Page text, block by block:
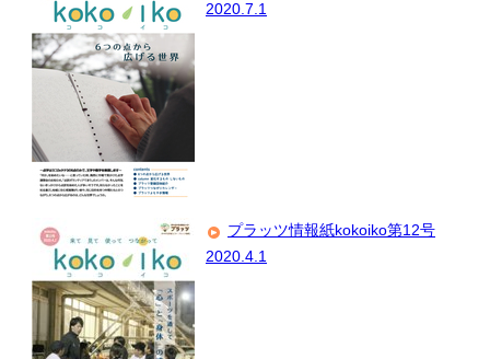
2020.7.1
プラッツ情報紙kokoiko第12号
2020.4.1